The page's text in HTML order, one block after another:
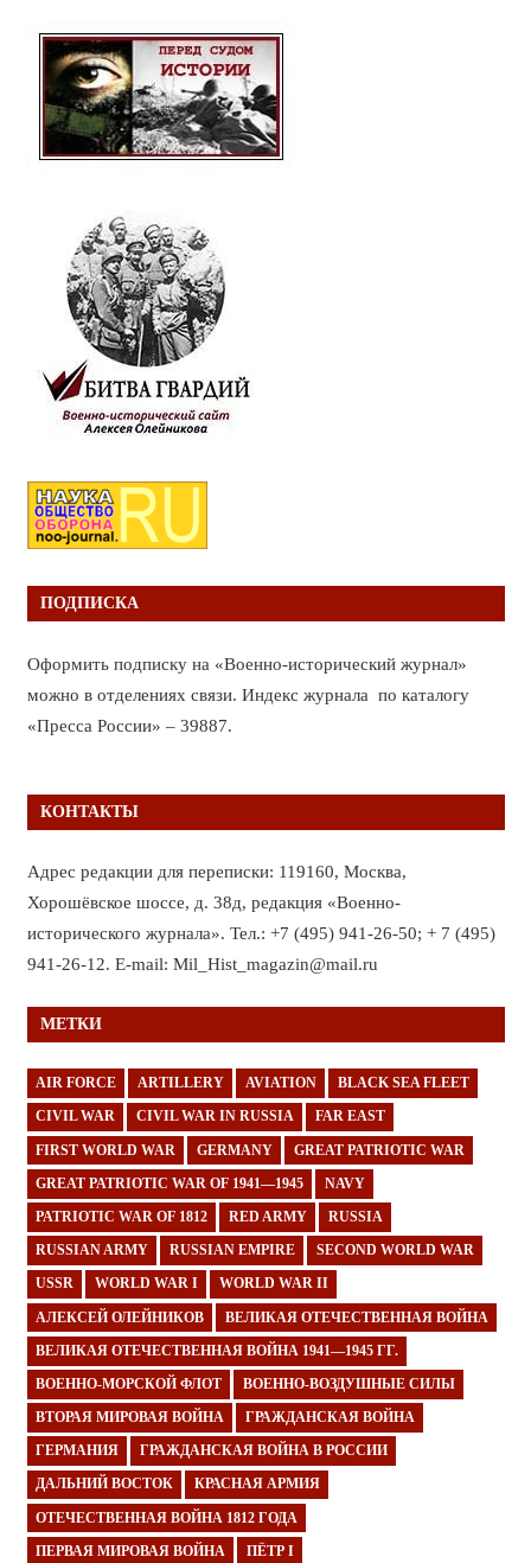
ПОДПИСКА
Оформить подписку на «Военно-исторический журнал»
можно в отделениях связи. Индекс журнала по каталогу
«Пресса России» – 39887.
КОНТАКТЫ
Адрес редакции для переписки: 119160, Москва,
Хорошёвское шоссе, д. 38д, редакция «Военно-
исторического журнала». Тел.: +7 (495) 941-26-50; + 7 (495)
941-26-12. E-mail: Mil_Hist_magazin@mail.ru
МЕТКИ
AIR FORCE ARTILLERY AVIATION BLACK SEA FLEET
CIVIL WAR CIVIL WAR IN RUSSIA FAR EAST
FIRST WORLD WAR GERMANY GREAT PATRIOTIC WAR
GREAT PATRIOTIC WAR OF 1941—1945 NAVY
PATRIOTIC WAR OF 1812 RED ARMY RUSSIA
RUSSIAN ARMY RUSSIAN EMPIRE SECOND WORLD WAR
USSR WORLD WAR I WORLD WAR II
АЛЕКСЕЙ ОЛЕЙНИКОВ ВЕЛИКАЯ ОТЕЧЕСТВЕННАЯ ВОЙНА
ВЕЛИКАЯ ОТЕЧЕСТВЕННАЯ ВОЙНА 1941—1945 ГГ.
ВОЕННО-МОРСКОЙ ФЛОТ ВОЕННО-ВОЗДУШНЫЕ СИЛЫ
ВТОРАЯ МИРОВАЯ ВОЙНА ГРАЖДАНСКАЯ ВОЙНА
ГЕРМАНИЯ ГРАЖДАНСКАЯ ВОЙНА В РОССИИ
ДАЛЬНИЙ ВОСТОК КРАСНАЯ АРМИЯ
ОТЕЧЕСТВЕННАЯ ВОЙНА 1812 ГОДА
ПЕРВАЯ МИРОВАЯ ВОЙНА ПЁТР I